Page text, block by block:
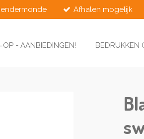
Afhalen mogelijk
- AANBIEDINGEN! BEDRUKKEN